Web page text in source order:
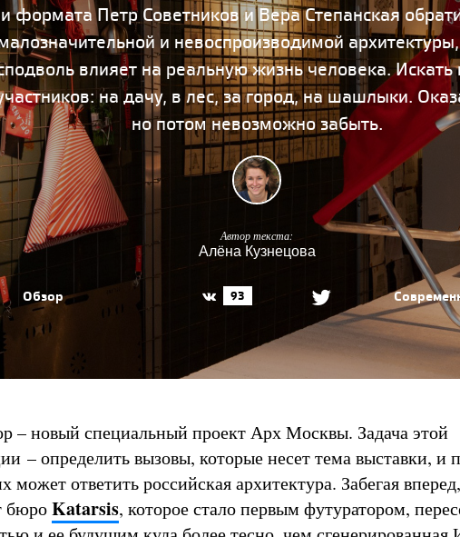
формата Петр Советников и Вера Степанская
и невоспроизводимой архитектуры,
влияет на реальную жизнь человека.
на дачу, в лес, за город, на шашлыки.
но потом невозможно забыть.
Автор текста:
Алёна Кузнецова
Обзор 93
– новый специальный проект Арх Москвы. Задача этой
– определить вызовы, которые несет тема выставки, и
может ответить российская архитектура. Забегая
бюроKatarsis, которое стало первым футуратором,